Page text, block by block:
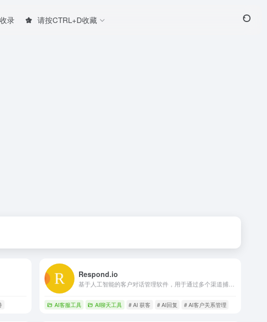
录 请按CTRL+D收藏
Respond.io
AI客服工具 AI聊天工具 # AI 获客 # AI回复 # AI客户关系管理